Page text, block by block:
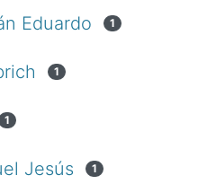
Eduardo 1
1
1
Jesús 1